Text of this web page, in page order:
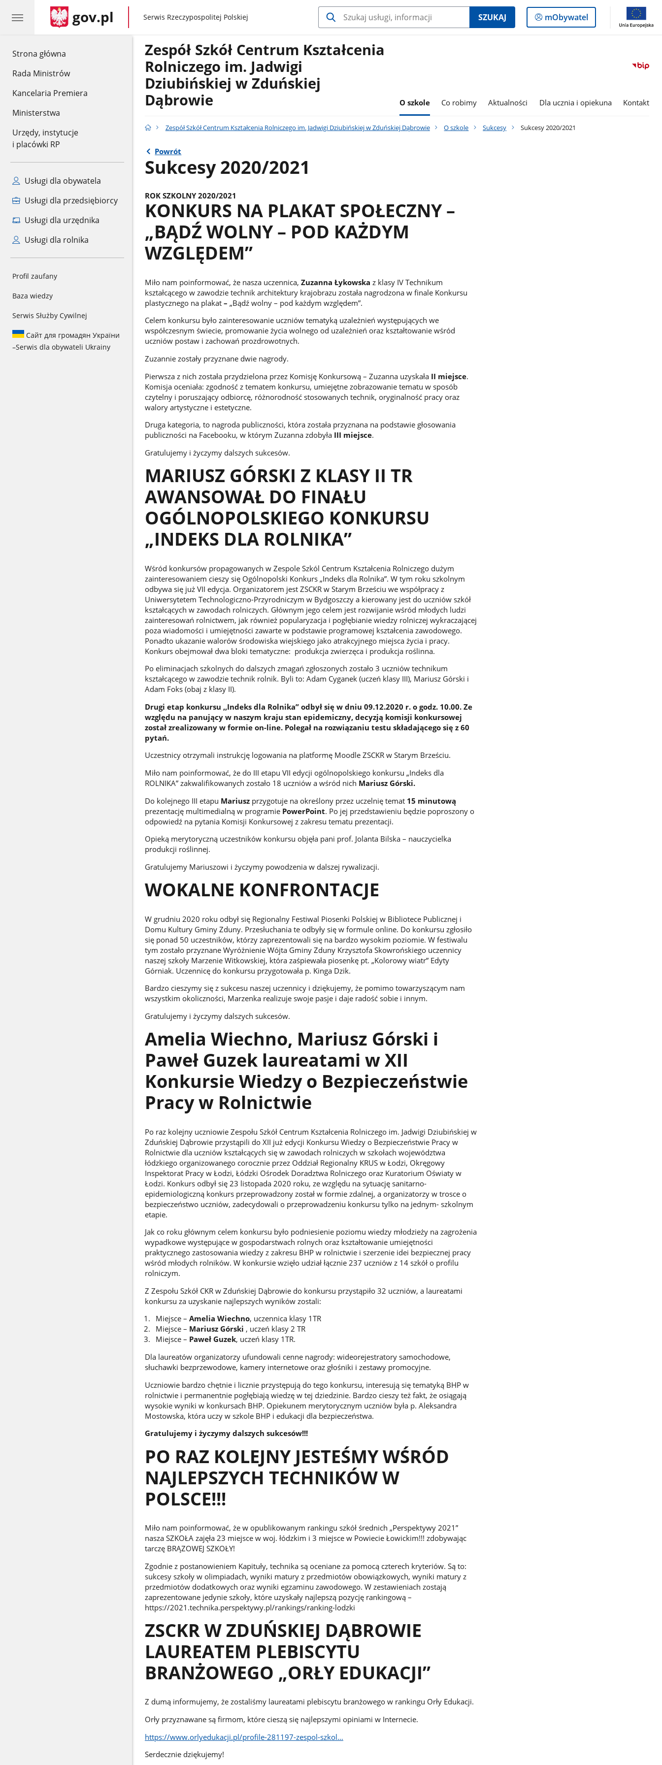
Strona główna
Rada Ministrów
Kancelaria Premiera
Ministerstwa
Urzędy, instytucje
i placówki RP
Usługi dla obywatela
Usługi dla przedsiębiorcy
Usługi dla urzędnika
Usługi dla rolnika
Profil zaufany
Baza wiedzy
Serwis Służby Cywilnej
Сайт для громадян України
–Serwis dla obywateli Ukrainy
gov.pl gov.pl
Serwis Rzeczypospolitej Polskiej SZUKAJ
Logowanie
do
mObywatel
Zespół Szkół Centrum Kształcenia
Rolniczego im. Jadwigi
Dziubińskiej w Zduńskiej
Dąbrowie
O szkole Co robimy Aktualności Dla ucznia i opiekuna Kontakt
Zespół Szkół Centrum Kształcenia Rolniczego im. Jadwigi Dziubińskiej w Zduńskiej Dąbrowie O szkole Sukcesy Sukcesy 2020/2021
Powrót
Sukcesy 2020/2021
ROK SZKOLNY 2020/2021
KONKURS NA PLAKAT SPOŁECZNY –
„BĄDŹ WOLNY – POD KAŻDYM
WZGLĘDEM”
Miło nam poinformować, że nasza uczennica, Zuzanna Łykowska z klasy IV Technikum
kształcącego w zawodzie technik architektury krajobrazu została nagrodzona w finale Konkursu
plastycznego na plakat – „Bądź wolny – pod każdym względem”.
Celem konkursu było zainteresowanie uczniów tematyką uzależnień występujących we
współczesnym świecie, promowanie życia wolnego od uzależnień oraz kształtowanie wśród
uczniów postaw i zachowań prozdrowotnych.
Zuzannie zostały przyznane dwie nagrody.
Pierwsza z nich została przydzielona przez Komisję Konkursową – Zuzanna uzyskała II miejsce.
Komisja oceniała: zgodność z tematem konkursu, umiejętne zobrazowanie tematu w sposób
czytelny i poruszający odbiorcę, różnorodność stosowanych technik, oryginalność pracy oraz
walory artystyczne i estetyczne.
Druga kategoria, to nagroda publiczności, która została przyznana na podstawie głosowania
publiczności na Facebooku, w którym Zuzanna zdobyła III miejsce.
Gratulujemy i życzymy dalszych sukcesów.
MARIUSZ GÓRSKI Z KLASY II TR
AWANSOWAŁ DO FINAŁU
OGÓLNOPOLSKIEGO KONKURSU
„INDEKS DLA ROLNIKA”
Wśród konkursów propagowanych w Zespole Szkól Centrum Kształcenia Rolniczego dużym
zainteresowaniem cieszy się Ogólnopolski Konkurs „Indeks dla Rolnika”. W tym roku szkolnym
odbywa się już VII edycja. Organizatorem jest ZSCKR w Starym Brześciu we współpracy z
Uniwersytetem Technologiczno-Przyrodniczym w Bydgoszczy a kierowany jest do uczniów szkół
kształcących w zawodach rolniczych. Głównym jego celem jest rozwijanie wśród młodych ludzi
zainteresowań rolnictwem, jak również popularyzacja i pogłębianie wiedzy rolniczej wykraczającej
poza wiadomości i umiejętności zawarte w podstawie programowej kształcenia zawodowego.
Ponadto ukazanie walorów środowiska wiejskiego jako atrakcyjnego miejsca życia i pracy.
Konkurs obejmował dwa bloki tematyczne: produkcja zwierzęca i produkcja roślinna.
Po eliminacjach szkolnych do dalszych zmagań zgłoszonych zostało 3 uczniów technikum
kształcącego w zawodzie technik rolnik. Byli to: Adam Cyganek (uczeń klasy III), Mariusz Górski i
Adam Foks (obaj z klasy II).
Drugi etap konkursu ,,Indeks dla Rolnika” odbył się w dniu 09.12.2020 r. o godz. 10.00. Ze
względu na panujący w naszym kraju stan epidemiczny, decyzją komisji konkursowej
został zrealizowany w formie on-line. Polegał na rozwiązaniu testu składającego się z 60
pytań.
Uczestnicy otrzymali instrukcję logowania na platformę Moodle ZSCKR w Starym Brześciu.
Miło nam poinformować, że do III etapu VII edycji ogólnopolskiego konkursu „Indeks dla
ROLNIKA” zakwalifikowanych zostało 18 uczniów a wśród nich Mariusz Górski.
Do kolejnego III etapu Mariuszprzygotuje na określony przez uczelnię temat 15 minutową
prezentację multimedialną w programie PowerPoint. Po jej przedstawieniu będzie poproszony o
odpowiedź na pytania Komisji Konkursowej z zakresu tematu prezentacji.
Opieką merytoryczną uczestników konkursu objęła pani prof. Jolanta Bilska – nauczycielka
produkcji roślinnej.
Gratulujemy Mariuszowi i życzymy powodzenia w dalszej rywalizacji.
WOKALNE KONFRONTACJE
W grudniu 2020 roku odbył się Regionalny Festiwal Piosenki Polskiej w Bibliotece Publicznej i
Domu Kultury Gminy Zduny. Przesłuchania te odbyły się w formule online. Do konkursu zgłosiło
się ponad 50 uczestników, którzy zaprezentowali się na bardzo wysokim poziomie. W festiwalu
tym zostało przyznane Wyróżnienie Wójta Gminy Zduny Krzysztofa Skowrońskiego uczennicy
naszej szkoły Marzenie Witkowskiej, która zaśpiewała piosenkę pt. „Kolorowy wiatr” Edyty
Górniak. Uczennicę do konkursu przygotowała p. Kinga Dzik.
Bardzo cieszymy się z sukcesu naszej uczennicy i dziękujemy, że pomimo towarzyszącym nam
wszystkim okoliczności, Marzenka realizuje swoje pasje i daje radość sobie i innym.
Gratulujemy i życzymy dalszych sukcesów.
Amelia Wiechno, Mariusz Górski i
Paweł Guzek laureatami w XII
Konkursie Wiedzy o Bezpieczeństwie
Pracy w Rolnictwie
Po raz kolejny uczniowie Zespołu Szkół Centrum Kształcenia Rolniczego im. Jadwigi Dziubińskiej w
Zduńskiej Dąbrowie przystąpili do XII już edycji Konkursu Wiedzy o Bezpieczeństwie Pracy w
Rolnictwie dla uczniów kształcących się w zawodach rolniczych w szkołach województwa
łódzkiego organizowanego corocznie przez Oddział Regionalny KRUS w Łodzi, Okręgowy
Inspektorat Pracy w Łodzi, Łódzki Ośrodek Doradztwa Rolniczego oraz Kuratorium Oświaty w
Łodzi. Konkurs odbył się 23 listopada 2020 roku, ze względu na sytuację sanitarno-
epidemiologiczną konkurs przeprowadzony został w formie zdalnej, a organizatorzy w trosce o
bezpieczeństwo uczniów, zadecydowali o przeprowadzeniu konkursu tylko na jednym- szkolnym
etapie.
Jak co roku głównym celem konkursu było podniesienie poziomu wiedzy młodzieży na zagrożenia
wypadkowe występujące w gospodarstwach rolnych oraz kształtowanie umiejętności
praktycznego zastosowania wiedzy z zakresu BHP w rolnictwie i szerzenie idei bezpiecznej pracy
wśród młodych rolników. W konkursie wzięło udział łącznie 237 uczniów z 14 szkół o profilu
rolniczym.
Z Zespołu Szkół CKR w Zduńskiej Dąbrowie do konkursu przystąpiło 32 uczniów, a laureatami
konkursu za uzyskanie najlepszych wyników zostali:
Miejsce – Amelia Wiechno, uczennica klasy 1TR
Miejsce – Mariusz Górski , uczeń klasy 2 TR
Miejsce – Paweł Guzek, uczeń klasy 1TR.
Dla laureatów organizatorzy ufundowali cenne nagrody: wideorejestratory samochodowe,
słuchawki bezprzewodowe, kamery internetowe oraz głośniki i zestawy promocyjne.
Uczniowie bardzo chętnie i licznie przystępują do tego konkursu, interesują się tematyką BHP w
rolnictwie i permanentnie pogłębiają wiedzę w tej dziedzinie. Bardzo cieszy też fakt, że osiągają
wysokie wyniki w konkursach BHP. Opiekunem merytorycznym uczniów była p. Aleksandra
Mostowska, która uczy w szkole BHP i edukacji dla bezpieczeństwa.
Gratulujemy i życzymy dalszych sukcesów!!!
PO RAZ KOLEJNY JESTEŚMY WŚRÓD
NAJLEPSZYCH TECHNIKÓW W
POLSCE!!!
Miło nam poinformować, że w opublikowanym rankingu szkół średnich „Perspektywy 2021”
nasza SZKOŁA zajęła 23 miejsce w woj. łódzkim i 3 miejsce w Powiecie Łowickim!!! zdobywając
tarczę BRĄZOWEJ SZKOŁY!
Zgodnie z postanowieniem Kapituły, technika są oceniane za pomocą czterech kryteriów. Są to:
sukcesy szkoły w olimpiadach, wyniki matury z przedmiotów obowiązkowych, wyniki matury z
przedmiotów dodatkowych oraz wyniki egzaminu zawodowego. W zestawieniach zostają
zaprezentowane jedynie szkoły, które uzyskały najlepszą pozycję rankingową –
https://2021.technika.perspektywy.pl/rankings/ranking-lodzki
ZSCKR W ZDUŃSKIEJ DĄBROWIE
LAUREATEM PLEBISCYTU
BRANŻOWEGO „ORŁY EDUKACJI”
Z dumą informujemy, że zostaliśmy laureatami plebiscytu branżowego w rankingu Orły Edukacji.
Orły przyznawane są firmom, które cieszą się najlepszymi opiniami w Internecie.
https://www.orlyedukacji.pl/profile-281197-zespol-szkol…
Serdecznie dziękujemy!